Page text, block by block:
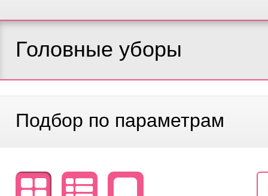
Головные уборы
Подбор по параметрам